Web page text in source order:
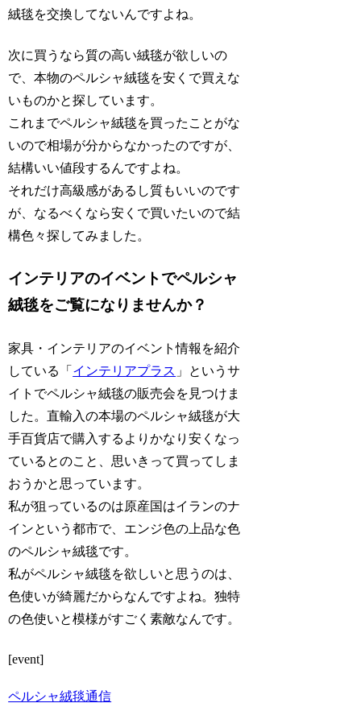
絨毯を交換してないんですよね。
次に買うなら質の高い絨毯が欲しいの
で、本物のペルシャ絨毯を安くで買えな
いものかと探しています。
これまでペルシャ絨毯を買ったことがな
いので相場が分からなかったのですが、
結構いい値段するんですよね。
それだけ高級感があるし質もいいのです
が、なるべくなら安くで買いたいので結
構色々探してみました。
インテリアのイベントでペルシャ
絨毯をご覧になりませんか？
家具・インテリアのイベント情報を紹介
している「 インテリアプラス 」というサ
イトでペルシャ絨毯の販売会を見つけま
した。直輸入の本場のペルシャ絨毯が大
手百貨店で購入するよりかなり安くなっ
ているとのこと、思いきって買ってしま
おうかと思っています。
私が狙っているのは原産国はイランのナ
インという都市で、エンジ色の上品な色
のペルシャ絨毯です。
私がペルシャ絨毯を欲しいと思うのは、
色使いが綺麗だからなんですよね。独特
の色使いと模様がすごく素敵なんです。
[event]
ペルシャ絨毯通信